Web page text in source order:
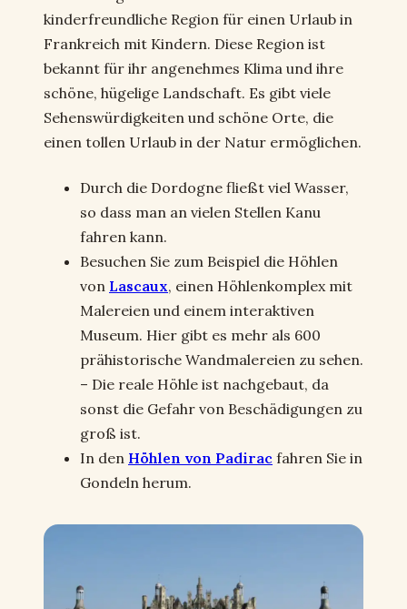
kinderfreundliche Region für einen Urlaub in
Frankreich mit Kindern. Diese Region ist
bekannt für ihr angenehmes Klima und ihre
schöne, hügelige Landschaft. Es gibt viele
Sehenswürdigkeiten und schöne Orte, die
einen tollen Urlaub in der Natur ermöglichen.
Durch die Dordogne fließt viel Wasser,
so dass man an vielen Stellen Kanu
fahren kann.
Besuchen Sie zum Beispiel die Höhlen
von Lascaux, einen Höhlenkomplex mit
Malereien und einem interaktiven
Museum. Hier gibt es mehr als 600
prähistorische Wandmalereien zu sehen.
– Die reale Höhle ist nachgebaut, da
sonst die Gefahr von Beschädigungen zu
groß ist.
In den Höhlen von Padirac fahren Sie in
Gondeln herum.